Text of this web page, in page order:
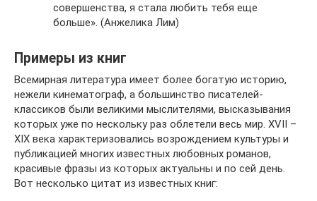
совершенства, я стала любить тебя еще
больше». (Анжелика Лим)
Примеры из книг
Всемирная литература имеет более богатую историю,
нежели кинематограф, а большинство писателей-
классиков были великими мыслителями, высказывания
которых уже по нескольку раз облетели весь мир. XVII –
XIX века характеризовались возрождением культуры и
публикацией многих известных любовных романов,
красивые фразы из которых актуальны и по сей день.
Вот несколько цитат из известных книг: